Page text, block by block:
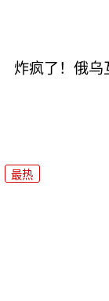
炸疯了！俄乌
最热